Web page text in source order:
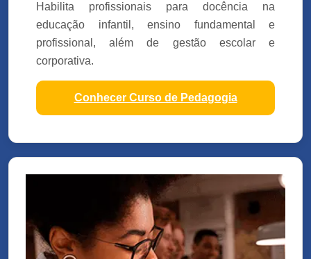
Habilita profissionais para docência na
educação infantil, ensino fundamental e
profissional, além de gestão escolar e
corporativa.
Conhecer Curso de Pedagogia